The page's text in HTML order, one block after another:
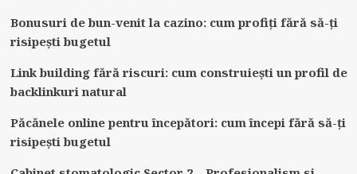
Bonusuri de bun-venit la cazino: cum profiți fără să-ți
risipești bugetul
Link building fără riscuri: cum construiești un profil de
backlinkuri natural
Păcănele online pentru începători: cum începi fără să-ți
risipești bugetul